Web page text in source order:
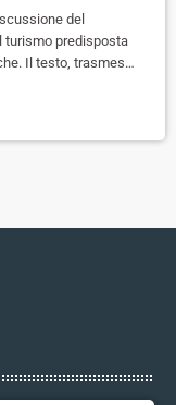
del
turismo predisposta
Il testo, trasmesso
disegna una
zone, di limitare